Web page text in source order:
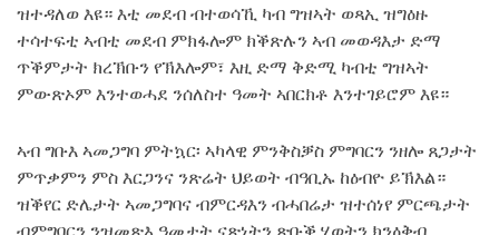
ዝተዳለወ እዩ። እቲ መደብ ብተወሳኺ ካብ ግዝኣት ወጻኢ ዝግዕዙ
ተሳተፍቲ ኣብቲ መደብ ምክፋሎም ክቕጽሉን ኣብ መወዳእታ ድማ
ጥቕምታት ክረኽቡን የኽእሎም፣ እዚ ድማ ቅድሚ ካብቲ ግዝኣት
ምውጽኦም እንተወሓደ ንሰለስተ ዓመት ኣበርክቶ እንተገይሮም እዩ።
ኣብ ግቡእ ኣመጋግባ ምትኳር፡ ኣካላዊ ምንቅስቓስ ምግባርን ንዘሎ ጸጋታት
ምጥቃምን ምስ እርጋንና ንጽሬት ህይወት ብዓቢኡ ከዕብዮ ይኽእል።
ዝቕየር ድሌታት ኣመጋግባና ብምርዳእን ብሓበሬታ ዝተሰነየ ምርጫታት